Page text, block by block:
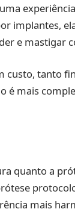
implantes,
e mastigar
custo, tanto
é mais
quanto a
mais